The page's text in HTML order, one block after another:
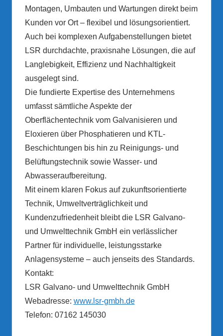
Montagen, Umbauten und Wartungen direkt beim
Kunden vor Ort – flexibel und lösungsorientiert.
Auch bei komplexen Aufgabenstellungen bietet
LSR durchdachte, praxisnahe Lösungen, die auf
Langlebigkeit, Effizienz und Nachhaltigkeit
ausgelegt sind.
Die fundierte Expertise des Unternehmens
umfasst sämtliche Aspekte der
Oberflächentechnik vom Galvanisieren und
Eloxieren über Phosphatieren und KTL-
Beschichtungen bis hin zu Reinigungs- und
Belüftungstechnik sowie Wasser- und
Abwasseraufbereitung.
Mit einem klaren Fokus auf zukunftsorientierte
Technik, Umweltverträglichkeit und
Kundenzufriedenheit bleibt die LSR Galvano-
und Umwelttechnik GmbH ein verlässlicher
Partner für individuelle, leistungsstarke
Anlagensysteme – auch jenseits des Standards.
Kontakt:
LSR Galvano- und Umwelttechnik GmbH
Webadresse: www.lsr-gmbh.de
Telefon: 07162 145030